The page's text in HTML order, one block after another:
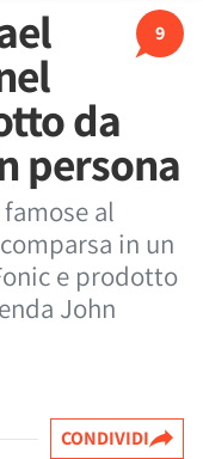
9
da
persona
al
in un
e prodotto
John
CONDIVIDI